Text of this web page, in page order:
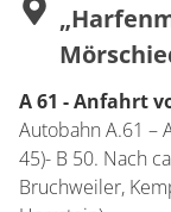
A 61 - Anfahrt
Autobahn A.61 –
45)- B 50. Nach
Bruchweiler,